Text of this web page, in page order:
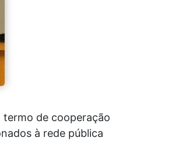
termo de cooperação
à rede pública